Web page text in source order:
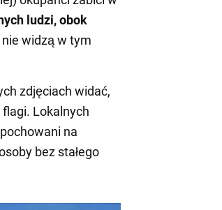
ludzi, obok
nie widzą w tym
zdjęciach widać,
Lokalnych
na
bez stałego